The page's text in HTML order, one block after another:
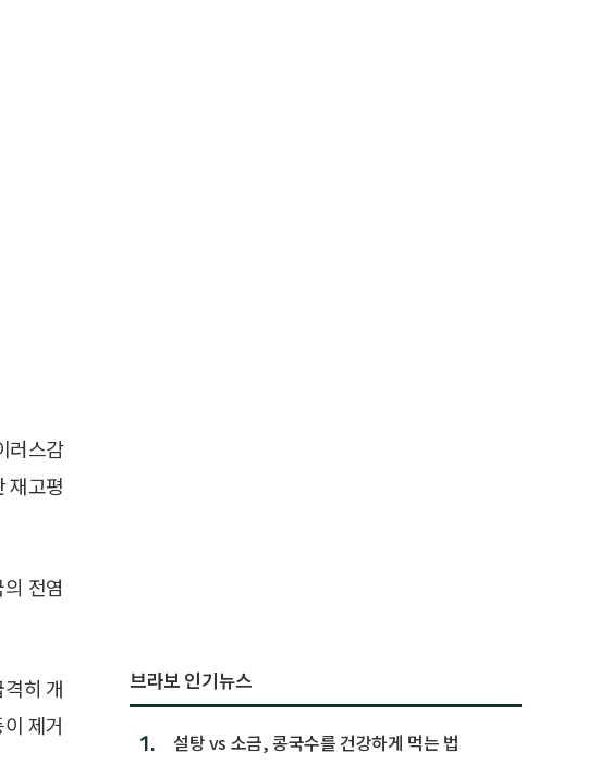
러스감
재고평
전염
히 개
제거
브라보 인기뉴스
1. 설탕 vs 소금, 콩국수를 건강하게 먹는 법